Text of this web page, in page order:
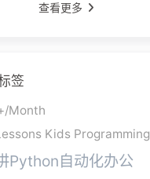
查看更多
签
Month
Kids Programming
Python自动化办公